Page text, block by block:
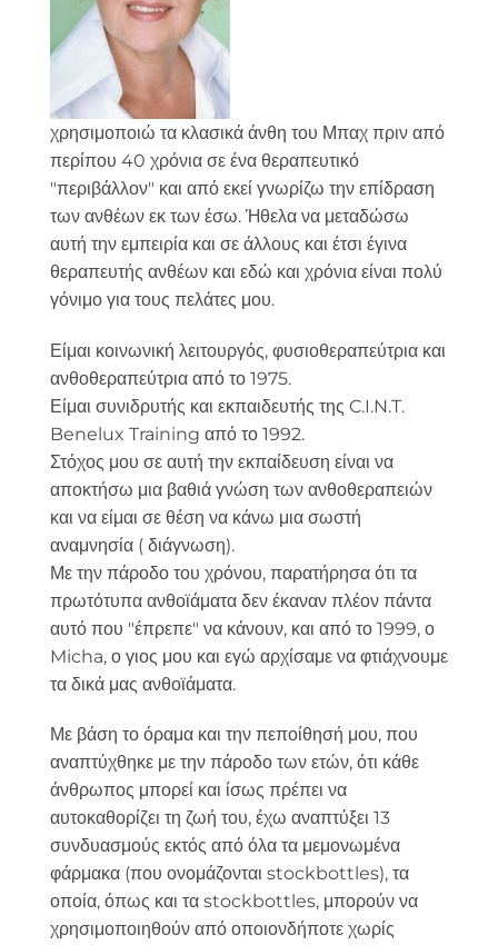
χρησιμοποιώ τα κλασικά άνθη του Μπαχ πριν από
περίπου 40 χρόνια σε ένα θεραπευτικό
"περιβάλλον" και από εκεί γνωρίζω την επίδραση
των ανθέων εκ των έσω. Ήθελα να μεταδώσω
αυτή την εμπειρία και σε άλλους και έτσι έγινα
θεραπευτής ανθέων και εδώ και χρόνια είναι πολύ
γόνιμο για τους πελάτες μου.
Είμαι κοινωνική λειτουργός, φυσιοθεραπεύτρια και
ανθοθεραπεύτρια από το 1975.
Είμαι συνιδρυτής και εκπαιδευτής της C.I.N.T.
Benelux Training από το 1992.
Στόχος μου σε αυτή την εκπαίδευση είναι να
αποκτήσω μια βαθιά γνώση των ανθοθεραπειών
και να είμαι σε θέση να κάνω μια σωστή
αναμνησία ( διάγνωση).
Με την πάροδο του χρόνου, παρατήρησα ότι τα
πρωτότυπα ανθοϊάματα δεν έκαναν πλέον πάντα
αυτό που "έπρεπε" να κάνουν, και από το 1999, ο
Micha, ο γιος μου και εγώ αρχίσαμε να φτιάχνουμε
τα δικά μας ανθοϊάματα.
Με βάση το όραμα και την πεποίθησή μου, που
αναπτύχθηκε με την πάροδο των ετών, ότι κάθε
άνθρωπος μπορεί και ίσως πρέπει να
αυτοκαθορίζει τη ζωή του, έχω αναπτύξει 13
συνδυασμούς εκτός από όλα τα μεμονωμένα
φάρμακα (που ονομάζονται stockbottles), τα
οποία, όπως και τα stockbottles, μπορούν να
χρησιμοποιηθούν από οποιονδήποτε χωρίς